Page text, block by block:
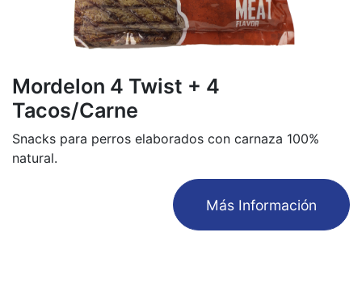
Mordelon 4 Twist + 4
Tacos/Carne
Snacks para perros elaborados con carnaza 100%
natural.
​Más Información